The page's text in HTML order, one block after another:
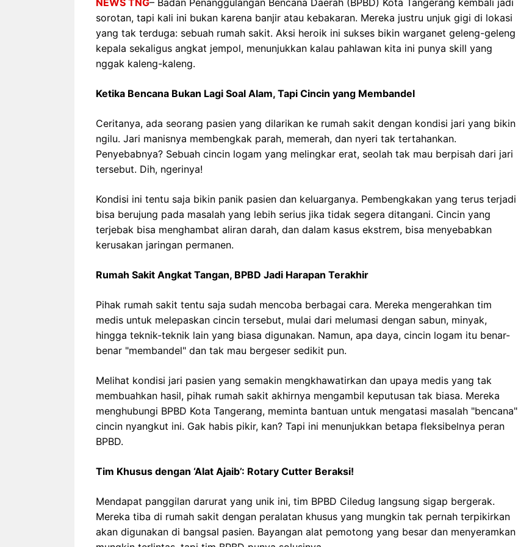
sorotan, tapi kali ini bukan karena banjir atau kebakaran. Mereka justru unjuk gigi di lokasi
yang tak terduga: sebuah rumah sakit. Aksi heroik ini sukses bikin warganet geleng-geleng
kepala sekaligus angkat jempol, menunjukkan kalau pahlawan kita ini punya skill yang
nggak kaleng-kaleng.
Ketika Bencana Bukan Lagi Soal Alam, Tapi Cincin yang Membandel
Ceritanya, ada seorang pasien yang dilarikan ke rumah sakit dengan kondisi jari yang bikin
ngilu. Jari manisnya membengkak parah, memerah, dan nyeri tak tertahankan.
Penyebabnya? Sebuah cincin logam yang melingkar erat, seolah tak mau berpisah dari jari
tersebut. Dih, ngerinya!
Kondisi ini tentu saja bikin panik pasien dan keluarganya. Pembengkakan yang terus terjadi
bisa berujung pada masalah yang lebih serius jika tidak segera ditangani. Cincin yang
terjebak bisa menghambat aliran darah, dan dalam kasus ekstrem, bisa menyebabkan
kerusakan jaringan permanen.
Rumah Sakit Angkat Tangan, BPBD Jadi Harapan Terakhir
Pihak rumah sakit tentu saja sudah mencoba berbagai cara. Mereka mengerahkan tim
medis untuk melepaskan cincin tersebut, mulai dari melumasi dengan sabun, minyak,
hingga teknik-teknik lain yang biasa digunakan. Namun, apa daya, cincin logam itu benar-
benar "membandel" dan tak mau bergeser sedikit pun.
Melihat kondisi jari pasien yang semakin mengkhawatirkan dan upaya medis yang tak
membuahkan hasil, pihak rumah sakit akhirnya mengambil keputusan tak biasa. Mereka
menghubungi BPBD Kota Tangerang, meminta bantuan untuk mengatasi masalah "bencana"
cincin nyangkut ini. Gak habis pikir, kan? Tapi ini menunjukkan betapa fleksibelnya peran
BPBD.
Tim Khusus dengan ‘Alat Ajaib’: Rotary Cutter Beraksi!
Mendapat panggilan darurat yang unik ini, tim BPBD Ciledug langsung sigap bergerak.
Mereka tiba di rumah sakit dengan peralatan khusus yang mungkin tak pernah terpikirkan
akan digunakan di bangsal pasien. Bayangan alat pemotong yang besar dan menyeramkan